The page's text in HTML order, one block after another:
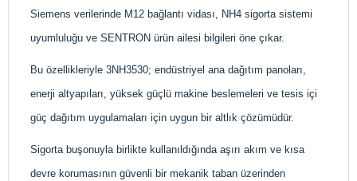
Siemens verilerinde M12 bağlantı vidası, NH4 sigorta sistemi
uyumluluğu ve SENTRON ürün ailesi bilgileri öne çıkar.
Bu özellikleriyle 3NH3530; endüstriyel ana dağıtım panoları,
enerji altyapıları, yüksek güçlü makine beslemeleri ve tesis içi
güç dağıtım uygulamaları için uygun bir altlık çözümüdür.
Sigorta buşonuyla birlikte kullanıldığında aşırı akım ve kısa
devre korumasının güvenli bir mekanik taban üzerinden